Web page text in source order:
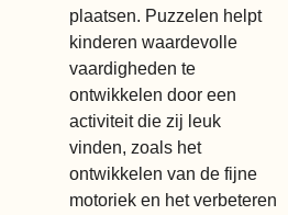
plaatsen. Puzzelen helpt
kinderen waardevolle
vaardigheden te
ontwikkelen door een
activiteit die zij leuk
vinden, zoals het
ontwikkelen van de fijne
motoriek en het verbeteren